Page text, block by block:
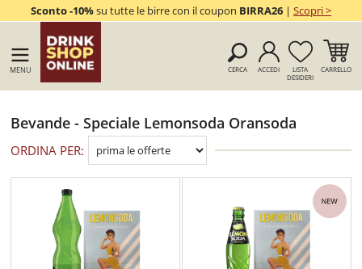
Sconto -10%su tutte le birre con il coupon BIRRA26| Scopri >
MENU CERCA ACCEDI
LISTA
DESIDERI
CARRELLO
Bevande - Speciale Lemonsoda Oransoda
ORDINA PER: